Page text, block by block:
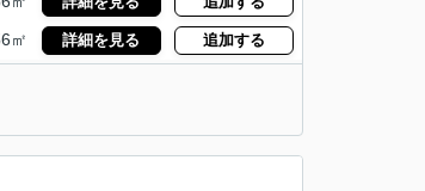
㎡ 詳細を見る 追加する